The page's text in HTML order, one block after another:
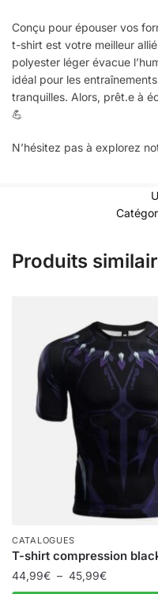
Conçu pour épouser vos
t-shirt est votre meilleur
polyester léger évacue
idéal pour les
tranquilles. Alors, prêt.e à
💪
N’hésitez pas à explorez
Produits
CATALOGUES
T-shirt compression
44,99€ – 45,99€Plage